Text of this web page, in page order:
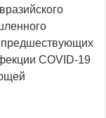
предшествующих
COVID-19